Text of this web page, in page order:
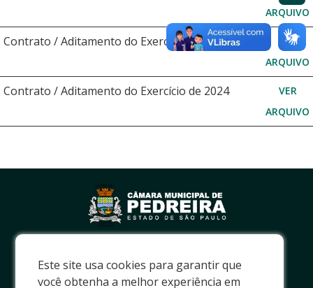
Este site usa cookies para garantir que
você obtenha a melhor experiência em
ARQUIVO
Contrato / Aditamento do Exercício de 2025
VER
ARQUIVO
Contrato / Aditamento do Exercício de 2024
VER
ARQUIVO
(19) 3893 - 3172